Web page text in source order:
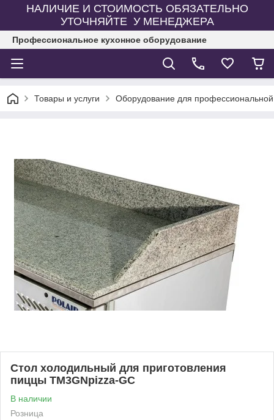
НАЛИЧИЕ И СТОИМОСТЬ ОБЯЗАТЕЛЬНО
УТОЧНЯЙТЕ У МЕНЕДЖЕРА
Профессиональное кухонное оборудование
Товары и услуги Оборудование для профессиональной
Стол холодильный для приготовления
пиццы TM3GNpizza-GC
В наличии
Розница